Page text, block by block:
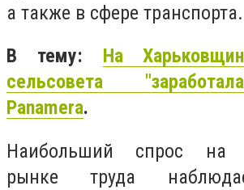
а также в сфере транспорта.
В тему: На
сельсовета
Panamera.
Наибольший спрос на
рынке труда